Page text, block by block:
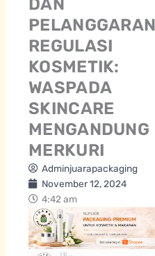
DAN
PELANGGARAN
REGULASI
KOSMETIK:
WASPADA
SKINCARE
MENGANDUNG
MERKURI
Adminjuarapackaging
November 12, 2024
4:42 am